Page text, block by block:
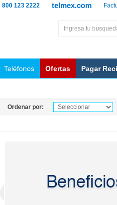
telmex.com
800 123 2222
Teléfonos Ofertas Pagar
Ordenar por: